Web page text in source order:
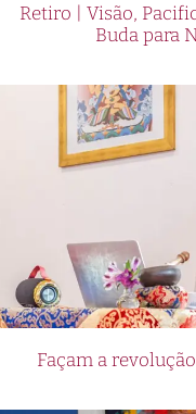
Retiro | Visão,
Buda para
Façam a